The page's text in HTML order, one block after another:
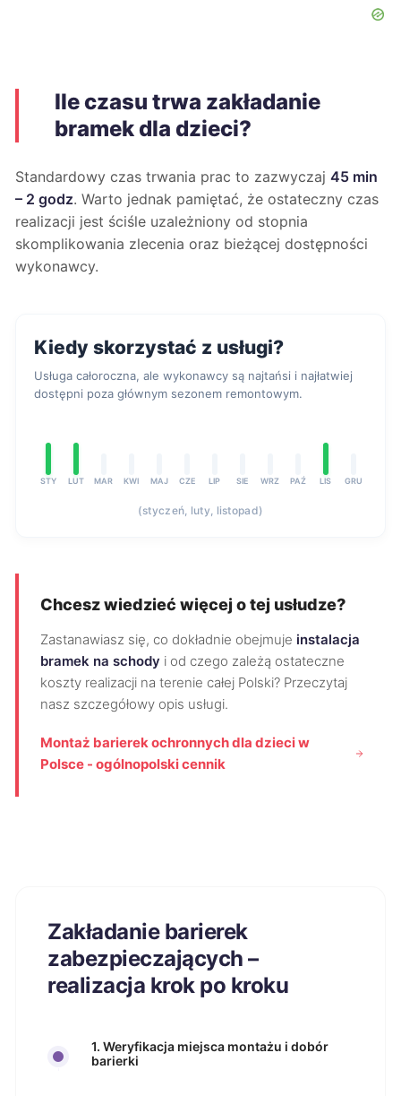
Ile czasu trwa zakładanie
bramek dla dzieci?
Standardowy czas trwania prac to zazwyczaj 45 min
– 2 godz. Warto jednak pamiętać, że ostateczny czas
realizacji jest ściśle uzależniony od stopnia
skomplikowania zlecenia oraz bieżącej dostępności
wykonawcy.
Kiedy skorzystać z usługi?
Usługa całoroczna, ale wykonawcy są najtańsi i najłatwiej
dostępni poza głównym sezonem remontowym.
STY LUT MAR KWI MAJ CZE LIP SIE WRZ PAŹ LIS GRU
(styczeń, luty, listopad)
Chcesz wiedzieć więcej o tej usłudze?
Zastanawiasz się, co dokładnie obejmuje instalacja
bramek na schody i od czego zależą ostateczne
koszty realizacji na terenie całej Polski? Przeczytaj
nasz szczegółowy opis usługi.
Montaż barierek ochronnych dla dzieci w
Polsce - ogólnopolski cennik
Zakładanie barierek
zabezpieczających –
realizacja krok po kroku
1. Weryfikacja miejsca montażu i dobór
barierki